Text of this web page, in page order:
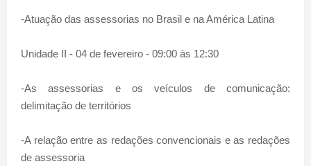
-Atuação das assessorias no Brasil e na América Latina
Unidade II - 04 de fevereiro - 09:00 às 12:30
-As assessorias e os veículos de comunicação:
delimitação de territórios
-A relação entre as redações convencionais e as redações
de assessoria